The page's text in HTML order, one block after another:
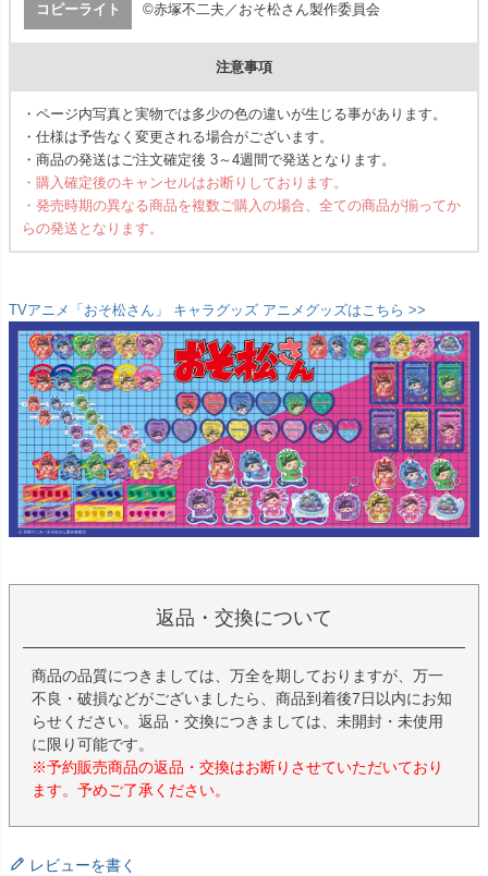
コピーライト ©赤塚不二夫／おそ松さん製作委員会
注意事項
・ページ内写真と実物では多少の色の違いが生じる事があります。
・仕様は予告なく変更される場合がございます。
・商品の発送はご注文確定後 3～4週間で発送となります。
・購入確定後のキャンセルはお断りしております。
・発売時期の異なる商品を複数ご購入の場合、全ての商品が揃ってか
らの発送となります。
TVアニメ「おそ松さん」 キャラグッズ アニメグッズはこちら >>
返品・交換について
商品の品質につきましては、万全を期しておりますが、万一
不良・破損などがございましたら、商品到着後7日以内にお知
らせください。返品・交換につきましては、未開封・未使用
に限り可能です。
※予約販売商品の返品・交換はお断りさせていただいており
ます。予めご了承ください。
レビューを書く